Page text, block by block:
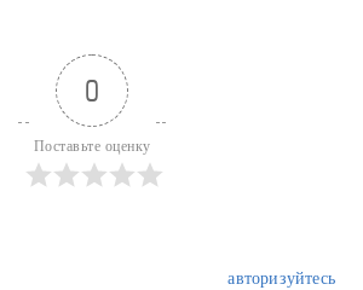
0
Поставьте оценку
авторизуйтесь